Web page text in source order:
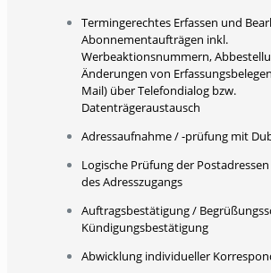
Termingerechtes Erfassen und
Abonnementaufträgen inkl.
Werbeaktionsnummern,
Änderungen von
Mail) über Telefondialog bzw.
Datenträgeraustausch
Adressaufnahme / -prüfung mit
Logische Prüfung der
des Adresszugangs
Auftragsbestätigung /
Kündigungsbestätigung
Abwicklung individueller